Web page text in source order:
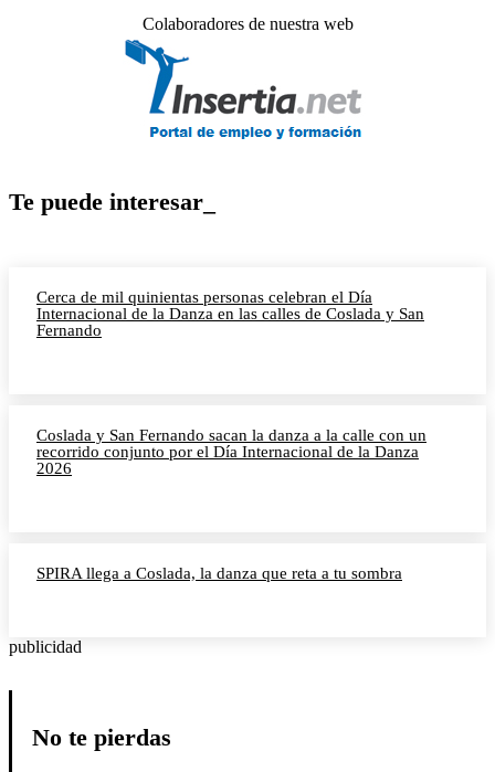
Colaboradores de nuestra web
Te puede interesar_
Cerca de mil quinientas personas celebran el Día
Internacional de la Danza en las calles de Coslada y San
Fernando
Coslada y San Fernando sacan la danza a la calle con un
recorrido conjunto por el Día Internacional de la Danza
2026
SPIRA llega a Coslada, la danza que reta a tu sombra
publicidad
No te pierdas